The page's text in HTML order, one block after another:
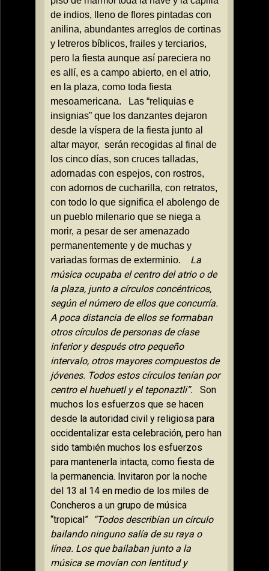
de indios, lleno de flores pintadas con
anilina, abundantes arreglos de cortinas
y letreros bíblicos, frailes y terciarios,
pero la fiesta aunque así pareciera no
es allí, es a campo abierto, en el atrio,
en la plaza, como toda fiesta
mesoamericana.
Las “reliquias e
insignias” que los danzantes dejaron
desde la víspera de la fiesta junto al
altar mayor, serán recogidas al final de
los cinco días, son cruces talladas,
adornadas con espejos, con rostros,
con adornos de cucharilla, con retratos,
con todo lo que significa el abolengo de
un pueblo milenario que se niega a
morir, a pesar de ser amenazado
permanentemente y de muchas y
variadas formas de exterminio.
La
música ocupaba el centro del atrio o de
la plaza, junto a círculos concéntricos,
según el número de ellos que concurría.
A poca distancia de ellos se formaban
otros círculos de personas de clase
inferior y después otro pequeño
intervalo, otros mayores compuestos de
jóvenes. Todos estos círculos tenían por
centro el huehuetl y el teponaztli”.
Son
muchos los esfuerzos que se hacen
desde la autoridad civil y religiosa para
occidentalizar esta celebración, pero han
sido también muchos los esfuerzos
para mantenerla intacta, como fiesta de
la permanencia. Invitaron por la noche
del 13 al 14 en medio de los miles de
Concheros a un grupo de música
“tropical” “Todos describían un círculo
bailando ninguno salía de su raya o
línea. Los que bailaban junto a la
música se movían con lentitud y